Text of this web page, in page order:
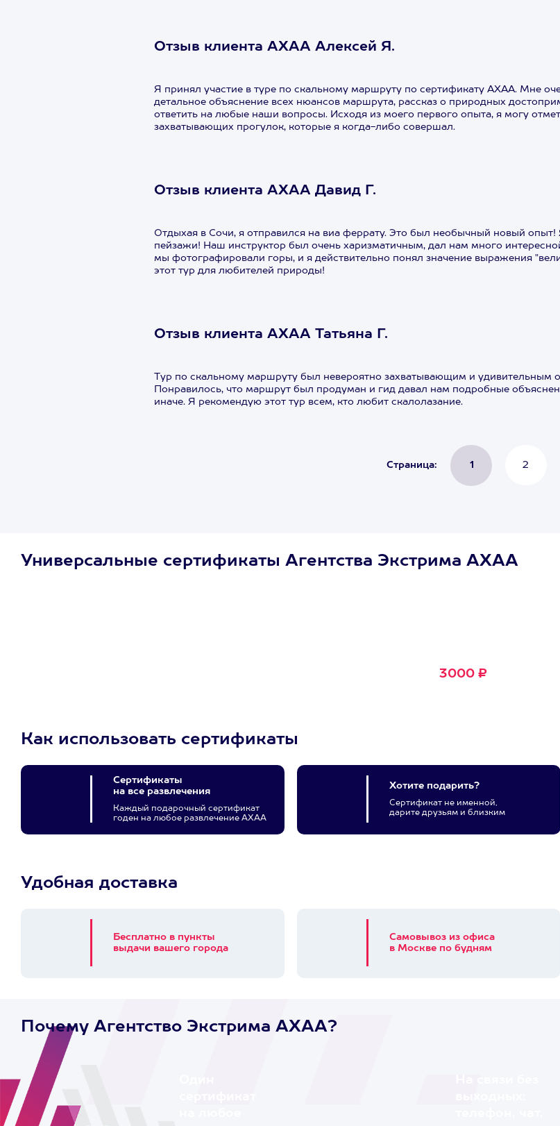
Отзыв клиента АХАА Алексей Я.
Я принял участие в туре по скальному маршруту по сертификату АХАА. Мне
детальное объяснение всех нюансов маршрута, рассказ о природных
ответить на любые наши вопросы. Исходя из моего первого опыта, я могу
захватывающих прогулок, которые я когда-либо совершал.
Отзыв клиента АХАА Давид Г.
Отдыхая в Сочи, я отправился на виа феррату. Это был необычный новый
пейзажи! Наш инструктор был очень харизматичным, дал нам много
мы фотографировали горы, и я действительно понял значение выражения
этот тур для любителей природы!
Отзыв клиента АХАА Татьяна Г.
Тур по скальному маршруту был невероятно захватывающим и удивительным
Понравилось, что маршрут был продуман и гид давал нам подробные
иначе. Я рекомендую этот тур всем, кто любит скалолазание.
Страница: 1 2
Универсальные сертификаты Агентства Экстрима АХАА
3000 ₽
Как использовать сертификаты
Сертификаты
на все развлечения
Каждый подарочный сертификат
годен на любое развлечение АХАА
Хотите подарить?
Сертификат не именной,
дарите друзьям и близким
Удобная доставка
Бесплатно в пункты
выдачи вашего города
Самовывоз из офиса
в Москве по будням
Почему Агентство Экстрима AXAA?